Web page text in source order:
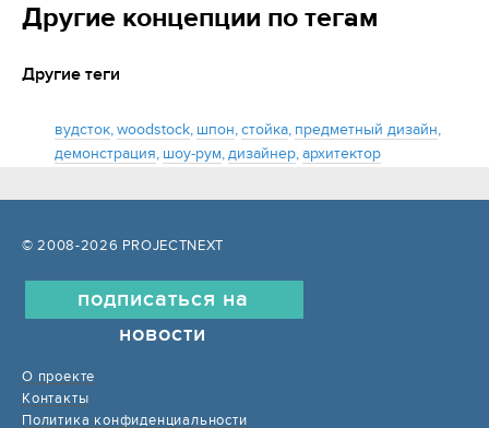
Другие концепции по тегам
Другие теги
вудсток,woodstock, шпон,стойка, предметный дизайн,
демонстрация, шоу-рум,дизайнер,архитектор
© 2008-2026 PROJECTNEXT
подписаться на
новости
О проекте
Контакты
Политика конфиденциальности